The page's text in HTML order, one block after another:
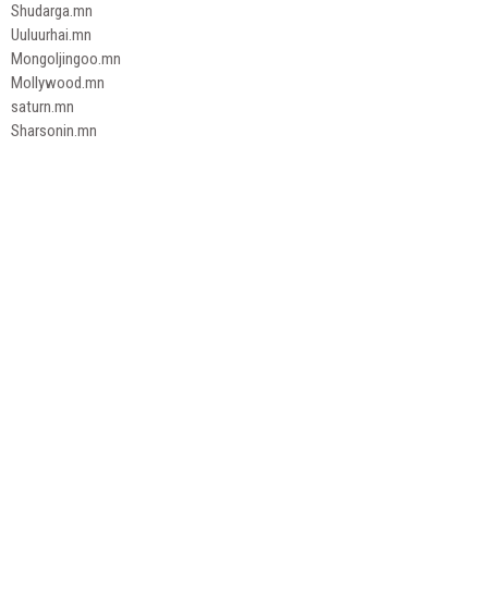
Shudarga.mn
Uuluurhai.mn
Mongoljingoo.mn
Mollywood.mn
saturn.mn
Sharsonin.mn